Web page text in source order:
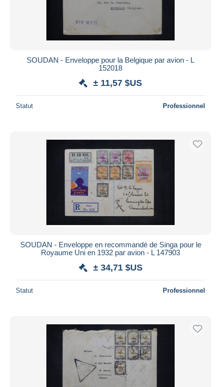
SOUDAN - Enveloppe pour la Belgique par avion - L
152018
± 11,57 $US
Statut Professionnel
SOUDAN - Enveloppe en recommandé de Singa pour le
Royaume Uni en 1932 par avion - L 147903
± 34,71 $US
Statut Professionnel